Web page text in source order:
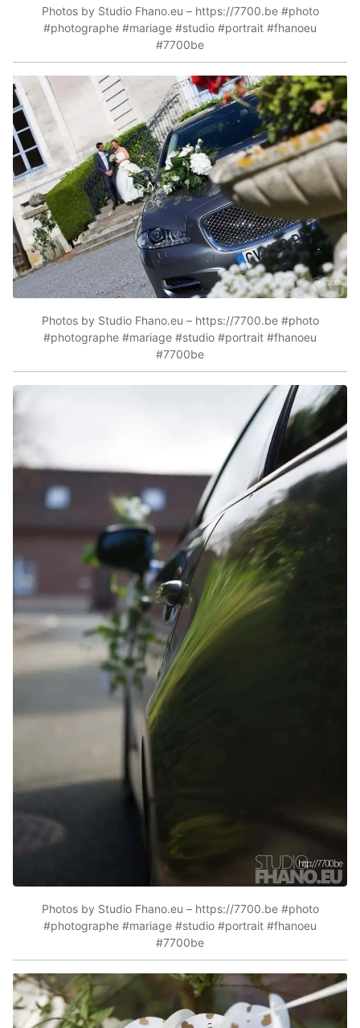
Photos by Studio Fhano.eu – https://7700.be #photo
#photographe #mariage #studio #portrait #fhanoeu
#7700be
Photos by Studio Fhano.eu – https://7700.be #photo
#photographe #mariage #studio #portrait #fhanoeu
#7700be
Photos by Studio Fhano.eu – https://7700.be #photo
#photographe #mariage #studio #portrait #fhanoeu
#7700be